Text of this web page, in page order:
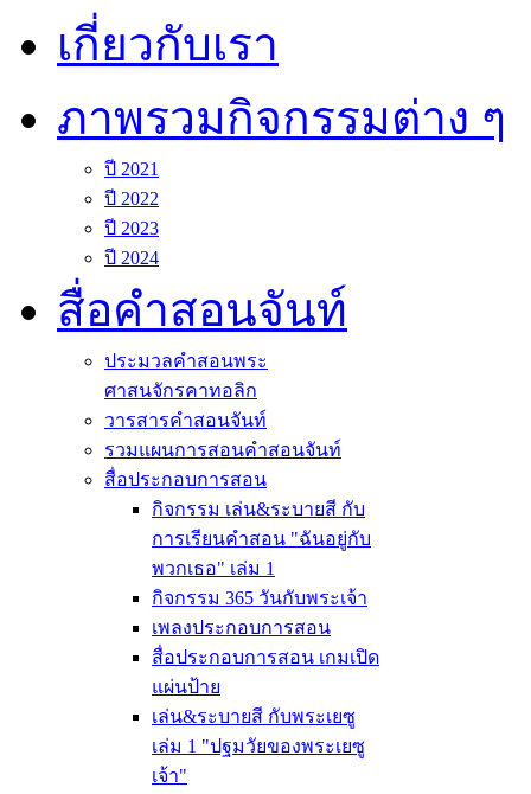
เกี่ยวกับเรา
ภาพรวมกิจกรรมต่าง ๆ
ปี 2021
ปี 2022
ปี 2023
ปี 2024
สื่อคำสอนจันท์
ประมวลคำสอนพระ
ศาสนจักรคาทอลิก
วารสารคำสอนจันท์
รวมแผนการสอนคำสอนจันท์
สื่อประกอบการสอน
กิจกรรม เล่น&ระบายสี กับ
การเรียนคำสอน "ฉันอยู่กับ
พวกเธอ" เล่ม 1
กิจกรรม 365 วันกับพระเจ้า
เพลงประกอบการสอน
สื่อประกอบการสอน เกมเปิด
แผ่นป้าย
เล่น&ระบายสี กับพระเยซู
เล่ม 1 "ปฐมวัยของพระเยซู
เจ้า"